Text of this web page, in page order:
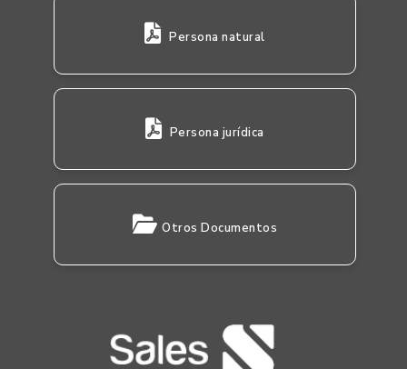
Persona natural
Persona jurídica
Otros Documentos